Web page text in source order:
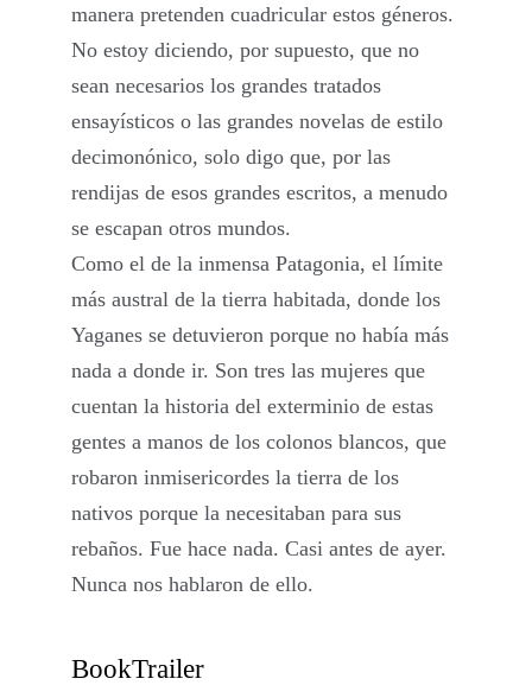
manera pretenden cuadricular estos géneros.
No estoy diciendo, por supuesto, que no
sean necesarios los grandes tratados
ensayísticos o las grandes novelas de estilo
decimonónico, solo digo que, por las
rendijas de esos grandes escritos, a menudo
se escapan otros mundos.
Como el de la inmensa Patagonia, el límite
más austral de la tierra habitada, donde los
Yaganes se detuvieron porque no había más
nada a donde ir. Son tres las mujeres que
cuentan la historia del exterminio de estas
gentes a manos de los colonos blancos, que
robaron inmisericordes la tierra de los
nativos porque la necesitaban para sus
rebaños. Fue hace nada. Casi antes de ayer.
Nunca nos hablaron de ello.
BookTrailer